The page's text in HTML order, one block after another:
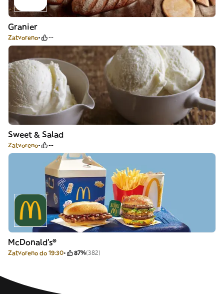
Granier
Zatvoreno --
Sweet & Salad
Zatvoreno --
McDonald's®
Zatvoreno do 19:30 87%(382)